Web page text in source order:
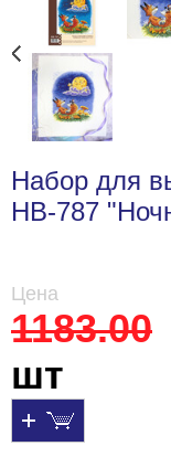
Набор для
НВ-787
Цена
1183.00
шт